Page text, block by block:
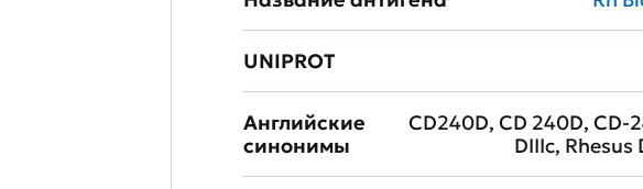
UNIPROT
Английские
синонимы
CD240D, CD 240D, CD-
DIIIc,